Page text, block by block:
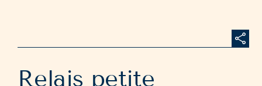
Relais petite